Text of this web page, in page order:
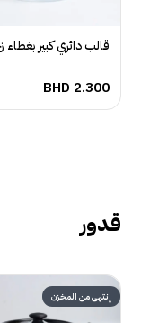
قالب دائري كبير بغطاء
BHD 2.300
قدور
إنتهى من المخزن